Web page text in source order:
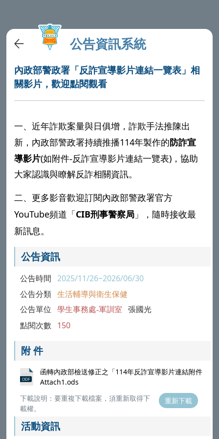
公告資訊系統
內政部警政署「反詐宣導影片連結一覽表」相
關影片，歡迎點閱觀看
一、近年詐欺案量與日俱增，詐欺手法推陳出
新，內政部警政署持續推播114年製作的 防詐宣
導影片(如附件-反詐宣導影片連結一覽表) ，協助
大家認識與瞭解反詐相關資訊。
二、更多影音歡迎訂閱內政部警政署官方
YouTube頻道「 CIB刑事警察局 」，隨時接收最
新訊息。
公告資訊
公告時間 2025/11/26~2026/06/30
公告分類 生活輔導與衛生保健
公告單位 學生事務處-軍訓室 張國光
點閱次數 150
附 件
函轉內政部檢送修正之「114年反詐宣導影片連結附件
Attach1.ods
下載說明：要重複下載檔案，須重新取得下
載權。
重新下載
活動資訊